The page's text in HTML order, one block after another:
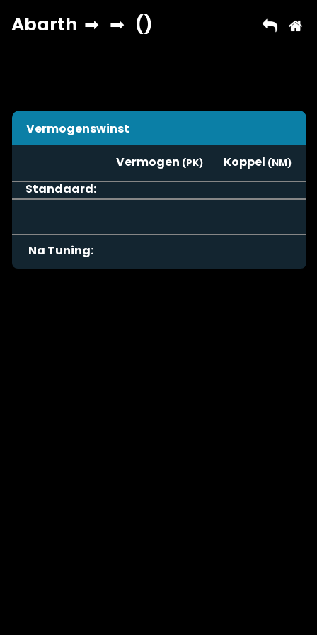
Vermogenswinst
Vermogen
Koppel
Standaard:
Na Tuning: